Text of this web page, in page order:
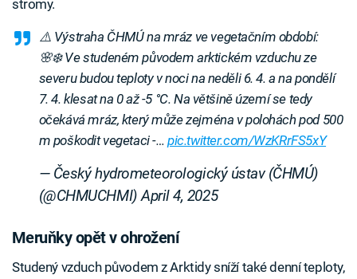
stromy.
⚠️ Výstraha ČHMÚ na mráz ve vegetačním období:
🌸❄️ Ve studeném původem arktickém vzduchu ze
severu budou teploty v noci na neděli 6. 4. a na pondělí
7. 4. klesat na 0 až -5 °C. Na většině území se tedy
očekává mráz, který může zejména v polohách pod 500
m poškodit vegetaci -…pic.twitter.com/WzKRrFS5xY
— Český hydrometeorologický ústav (ČHMÚ)
(@CHMUCHMI)April 4, 2025
Meruňky opět v ohrožení
Studený vzduch původem z Arktidy sníží také denní teploty,